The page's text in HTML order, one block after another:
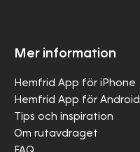
Mer information
Hemfrid App för iPhone
Hemfrid App för Android
Tips och inspiration
Om rutavdraget